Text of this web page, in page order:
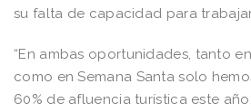
su falta de capacidad para
“En ambas oportunidades, tanto
como en Semana Santa solo
60% de afluencia turística este